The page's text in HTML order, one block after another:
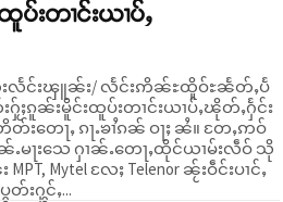
ပ်းတၢင်းယၢပ်ႇ
းလႅင်းၾူၼ်း/ လႅင်းဢိၼ်ႊထိူဝ်ႊၼႅတ်ႇပႅ
ႁႂ်ႈၵူၼ်းမိူင်းထူပ်းတၢင်းယၢပ်ႇၽိုတ်ႇႁႅင်း
ႃႇ ၵႃႉၶၢႆၵၼ် ဝႃႈ ၼႆ။ တႄႇဢဝ်
မႃးသေ ႁၢၼ်ႉတေႃႇထိုင်ယၢမ်းလဵဝ် သို
Mytel လႄႈ Telenor ၼႂ်းဝဵင်းပၢင်ႇ
တ်းႁွင်ႇ...